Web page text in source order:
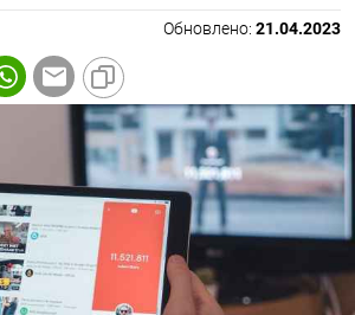
Обновлено: 21.04.2023